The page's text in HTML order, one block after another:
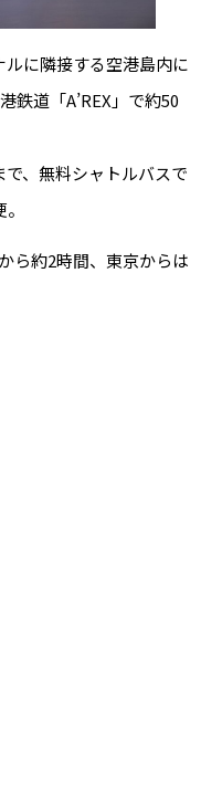
に隣接する空港島内に
鉄道「A’REX」で約50
、無料シャトルバスで
ら約2時間、東京からは